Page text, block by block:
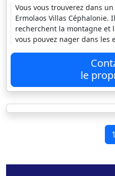
Vous vous trouverez dans
Ermolaos Villas
recherchent la montagne et
vous pouvez nager dans les
le
1